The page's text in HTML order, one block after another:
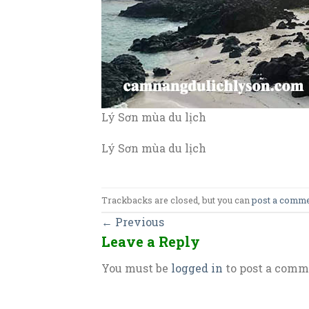
Lý Sơn mùa du lịch
Lý Sơn mùa du lịch
Trackbacks are closed, but you canpost a
← Previous
Leave a Reply
You must be logged in to post a